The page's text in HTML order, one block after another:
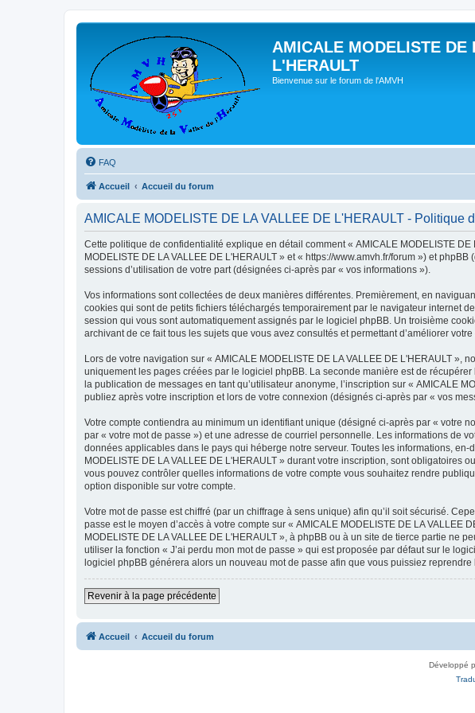
AMICALE MODELISTE DE
L'HERAULT
Bienvenue sur le forum de l'AMVH
FAQ
Accueil Accueil du forum
AMICALE MODELISTE DE LA VALLEE DE L'HERAULT - Politique
Cette politique de confidentialité explique en détail comment « AMICALE MODELISTE
MODELISTE DE LA VALLEE DE L'HERAULT » et « https://www.amvh.fr/forum ») et
sessions d’utilisation de votre part (désignées ci-après par « vos informations »).
Vos informations sont collectées de deux manières différentes. Premièrement, en
cookies qui sont de petits fichiers téléchargés temporairement par le navigateur internet
session qui vous sont automatiquement assignés par le logiciel phpBB. Un troisième
archivant de ce fait tous les sujets que vous avez consultés et permettant d’améliorer
Lors de votre navigation sur « AMICALE MODELISTE DE LA VALLEE DE L'HERAULT
uniquement les pages créées par le logiciel phpBB. La seconde manière est de
la publication de messages en tant qu’utilisateur anonyme, l’inscription sur « AMICALE
publiez après votre inscription et lors de votre connexion (désignés ci-après par « vos
Votre compte contiendra au minimum un identifiant unique (désigné ci-après par « votre
par « votre mot de passe ») et une adresse de courriel personnelle. Les informations de
données applicables dans le pays qui héberge notre serveur. Toutes les informations,
MODELISTE DE LA VALLEE DE L'HERAULT » durant votre inscription, sont obligatoires
vous pouvez contrôler quelles informations de votre compte vous souhaitez rendre
option disponible sur votre compte.
Votre mot de passe est chiffré (par un chiffrage à sens unique) afin qu’il soit sécurisé.
passe est le moyen d’accès à votre compte sur « AMICALE MODELISTE DE LA
MODELISTE DE LA VALLEE DE L'HERAULT », à phpBB ou à un site de tierce partie ne
utiliser la fonction « J’ai perdu mon mot de passe » qui est proposée par défaut sur le
logiciel phpBB générera alors un nouveau mot de passe afin que vous puissiez
Revenir à la page précédente
Accueil Accueil du forum
Développé